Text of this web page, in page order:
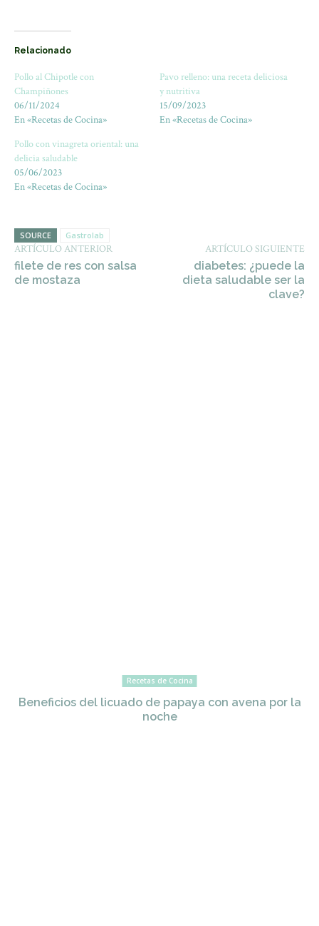
Relacionado
Pollo al Chipotle con
Champiñones
06/11/2024
En «Recetas de Cocina»
Pavo relleno: una receta deliciosa
y nutritiva
15/09/2023
En «Recetas de Cocina»
Pollo con vinagreta oriental: una
delicia saludable
05/06/2023
En «Recetas de Cocina»
SOURCE Gastrolab
ARTÍCULO ANTERIOR
filete de res con salsa
de mostaza
ARTÍCULO SIGUIENTE
diabetes: ¿puede la
dieta saludable ser la
clave?
Recetas de Cocina
Beneficios del licuado de papaya con avena por la
noche